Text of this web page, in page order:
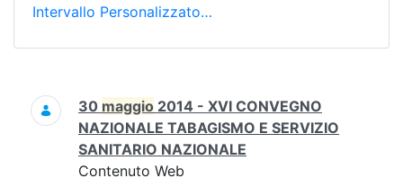
Intervallo Personalizzato…
Ricerca
30 maggio 2014 - XVI CONVEGNO
NAZIONALE TABAGISMO E SERVIZIO
SANITARIO NAZIONALE
Contenuto Web